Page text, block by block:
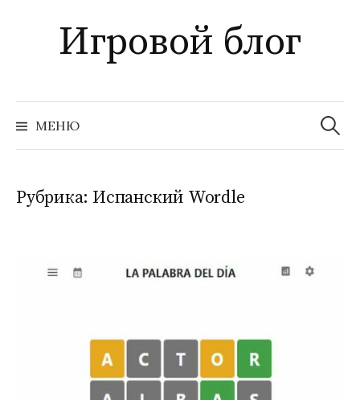
содержимому
Игровой блог
МЕНЮ
Найти:
Рубрика: Испанский Wordle